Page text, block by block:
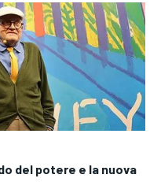
del potere e la nuova